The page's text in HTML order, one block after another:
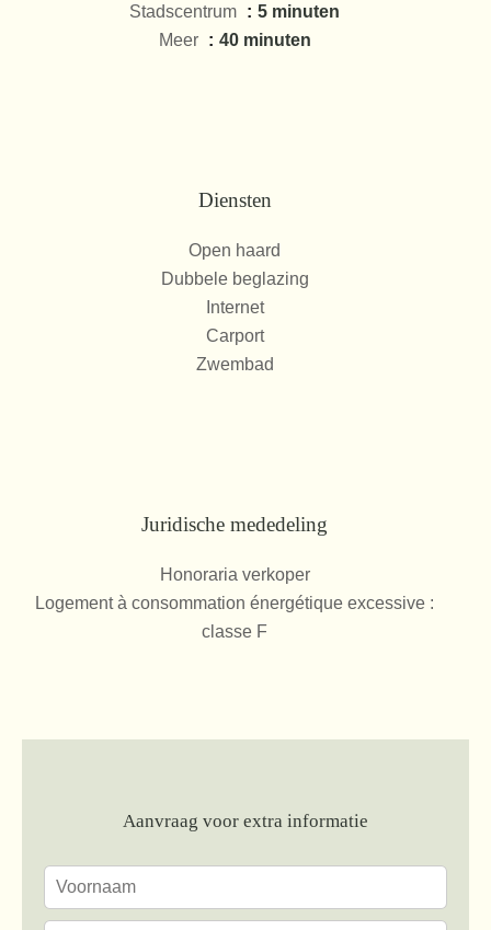
Stadscentrum
5 minuten
Meer
40 minuten
Diensten
Open haard
Dubbele beglazing
Internet
Carport
Zwembad
Juridische mededeling
Honoraria verkoper
Logement à consommation énergétique excessive :
classe F
Aanvraag voor extra informatie